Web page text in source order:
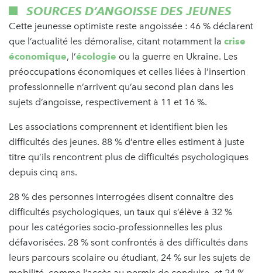
SOURCES D’ANGOISSE DES JEUNES
Cette jeunesse optimiste reste angoissée : 46 % déclarent
que l’actualité les démoralise, citant notamment la crise
économique, l’écologie ou la guerre en Ukraine. Les
préoccupations économiques et celles liées à l’insertion
professionnelle n’arrivent qu’au second plan dans les
sujets d’angoisse, respectivement à 11 et 16 %.
Les associations comprennent et identifient bien les
difficultés des jeunes. 88 % d’entre elles estiment à juste
titre qu’ils rencontrent plus de difficultés psychologiques
depuis cinq ans.
28 % des personnes interrogées disent connaître des
difficultés psychologiques, un taux qui s’élève à 32 %
pour les catégories socio-professionnelles les plus
défavorisées. 28 % sont confrontés à des difficultés dans
leurs parcours scolaire ou étudiant, 24 % sur les sujets de